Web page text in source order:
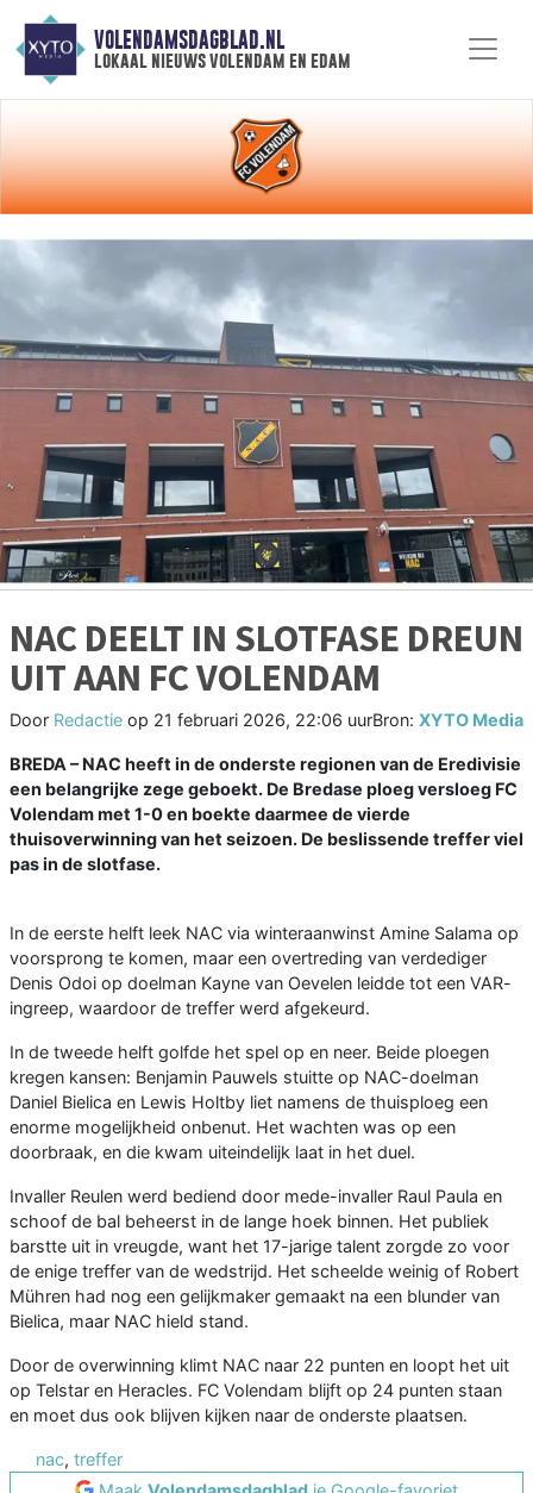
VOLENDAMSDAGBLAD.NL
lokaal nieuws volendam en edam
NAC DEELT IN SLOTFASE DREUN
UIT AAN FC VOLENDAM
Door Redactie op 21 februari 2026, 22:06 uurBron: XYTO Media
BREDA – NAC heeft in de onderste regionen van de Eredivisie
een belangrijke zege geboekt. De Bredase ploeg versloeg FC
Volendam met 1-0 en boekte daarmee de vierde
thuisoverwinning van het seizoen. De beslissende treffer viel
pas in de slotfase.
In de eerste helft leek NAC via winteraanwinst Amine Salama op
voorsprong te komen, maar een overtreding van verdediger
Denis Odoi op doelman Kayne van Oevelen leidde tot een VAR-
ingreep, waardoor de treffer werd afgekeurd.
In de tweede helft golfde het spel op en neer. Beide ploegen
kregen kansen: Benjamin Pauwels stuitte op NAC-doelman
Daniel Bielica en Lewis Holtby liet namens de thuisploeg een
enorme mogelijkheid onbenut. Het wachten was op een
doorbraak, en die kwam uiteindelijk laat in het duel.
Invaller Reulen werd bediend door mede-invaller Raul Paula en
schoof de bal beheerst in de lange hoek binnen. Het publiek
barstte uit in vreugde, want het 17-jarige talent zorgde zo voor
de enige treffer van de wedstrijd. Het scheelde weinig of Robert
Mühren had nog een gelijkmaker gemaakt na een blunder van
Bielica, maar NAC hield stand.
Door de overwinning klimt NAC naar 22 punten en loopt het uit
op Telstar en Heracles. FC Volendam blijft op 24 punten staan
en moet dus ook blijven kijken naar de onderste plaatsen.
nac, treffer